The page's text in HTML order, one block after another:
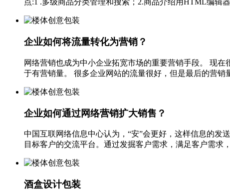
点:1 .多级商品分类管理和搜索；2.商品介绍用HTML编辑
企业如何将流量转化为营销？
网络营销也成为中小企业拓宽市场的重要营销手段。 现
于有营销量。 很多企业网站的流量很好，但是最后的营
企业如何通过网络营销扩大销售？
中国互联网络信息中心认为，“安”会更好，这样信息的发
目标客户的交流平台。通过发掘客户需求，满足客户需求
酒盒设计包装